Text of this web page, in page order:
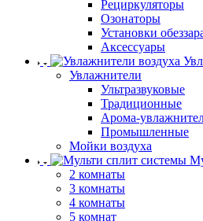
Рециркуляторы
Озонаторы
Установки
Аксессуары
Увлажнители
Ультразвуковые
Традиционные
Арома-
Промышленные
Мойки воздуха
2 комнаты
3 комнаты
4 комнаты
5 комнат